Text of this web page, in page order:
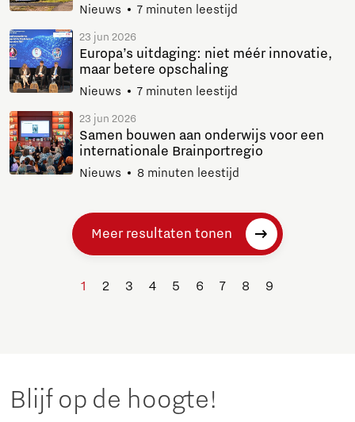
Nieuws 7 minuten leestijd
23 jun 2026
Europa’s uitdaging: niet méér innovatie,
maar betere opschaling
Nieuws 7 minuten leestijd
23 jun 2026
Samen bouwen aan onderwijs voor een
internationale Brainportregio
Nieuws 8 minuten leestijd
Meer resultaten tonen
1 2 3 4 5 6 7 8 9
Blijf op de hoogte!